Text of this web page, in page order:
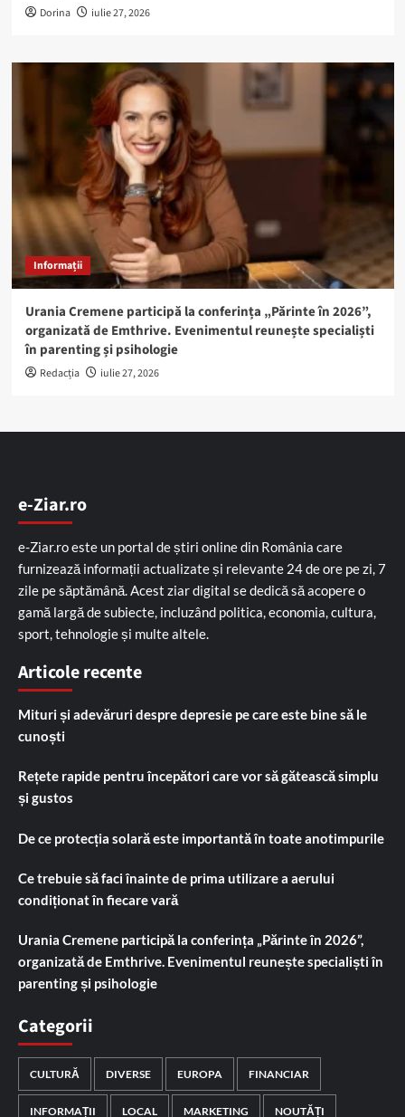
Dorina iulie 27, 2026
Informații
Urania Cremene participă la conferința „Părinte în 2026”,
organizată de Emthrive. Evenimentul reunește specialiști
în parenting și psihologie
Redacția iulie 27, 2026
e-Ziar.ro
e-Ziar.ro este un portal de știri online din România care
furnizează informații actualizate și relevante 24 de ore pe zi, 7
zile pe săptămână. Acest ziar digital se dedică să acopere o
gamă largă de subiecte, incluzând politica, economia, cultura,
sport, tehnologie și multe altele.
Articole recente
Mituri și adevăruri despre depresie pe care este bine să le
cunoști
Rețete rapide pentru începători care vor să gătească simplu
și gustos
De ce protecția solară este importantă în toate anotimpurile
Ce trebuie să faci înainte de prima utilizare a aerului
condiționat în fiecare vară
Urania Cremene participă la conferința „Părinte în 2026”,
organizată de Emthrive. Evenimentul reunește specialiști în
parenting și psihologie
Categorii
CULTURĂ DIVERSE EUROPA FINANCIAR
INFORMAȚII LOCAL MARKETING NOUTĂȚI